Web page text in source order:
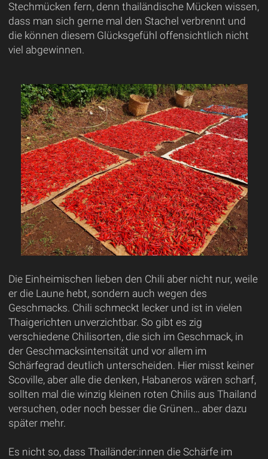
Stechmücken fern, denn thailändische Mücken wissen,
dass man sich gerne mal den Stachel verbrennt und
die können diesem Glücksgefühl offensichtlich nicht
viel abgewinnen.
Die Einheimischen lieben den Chili aber nicht nur, weile
er die Laune hebt, sondern auch wegen des
Geschmacks. Chili schmeckt lecker und ist in vielen
Thaigerichten unverzichtbar. So gibt es zig
verschiedene Chilisorten, die sich im Geschmack, in
der Geschmacksintensität und vor allem im
Schärfegrad deutlich unterscheiden. Hier misst keiner
Scoville, aber alle die denken, Habaneros wären scharf,
sollten mal die winzig kleinen roten Chilis aus Thailand
versuchen, oder noch besser die Grünen… aber dazu
später mehr.
Es nicht so, dass Thailänder:innen die Schärfe im